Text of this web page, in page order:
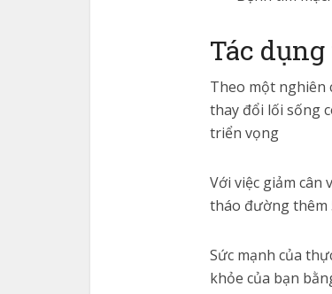
Tác
Theo một nghiên
thay đổi lối sống
triển vọng
Với việc giảm
tháo đường thêm
Sức mạnh của
khỏe của bạn